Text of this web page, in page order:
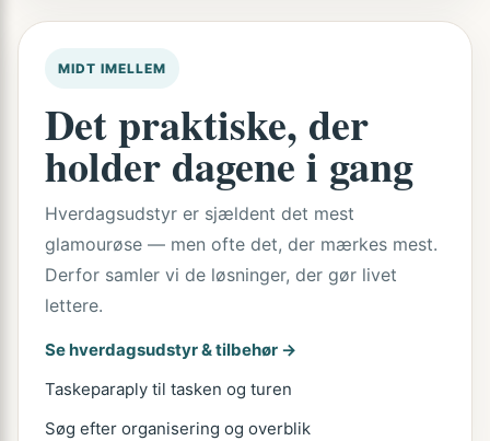
MIDT IMELLEM
Det praktiske, der
holder dagene i gang
Hverdagsudstyr er sjældent det mest
glamourøse — men ofte det, der mærkes mest.
Derfor samler vi de løsninger, der gør livet
lettere.
Se hverdagsudstyr & tilbehør →
Taskeparaply til tasken og turen
Søg efter organisering og overblik